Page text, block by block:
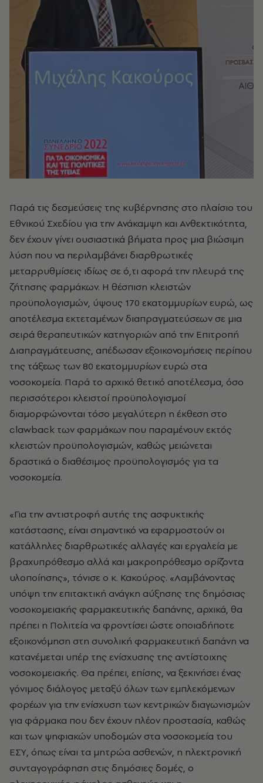
Παρά τις δεσμεύσεις της κυβέρνησης στο πλαίσιο του
Εθνικού Σχεδίου για την Ανάκαμψη και Ανθεκτικότητα,
δεν έχουν γίνει ουσιαστικά βήματα προς μια βιώσιμη
λύση που να περιλαμβάνει διαρθρωτικές
μεταρρυθμίσεις ιδίως σε ό,τι αφορά την πλευρά της
ζήτησης φαρμάκων. Η θέσπιση κλειστών
προϋπολογισμών, ύψους 170 εκατομμυρίων ευρώ, ως
αποτέλεσμα εκτεταμένων διαπραγματεύσεων σε μια
σειρά θεραπευτικών κατηγοριών από την Επιτροπή
Διαπραγμάτευσης, απέδωσαν εξοικονομήσεις περίπου
της τάξεως των 80 εκατομμυρίων ευρώ στα
νοσοκομεία. Παρά το αρχικό θετικό αποτέλεσμα, όσο
περισσότεροι κλειστοί προϋπολογισμοί
διαμορφώνονται τόσο μεγαλύτερη η έκθεση στο
clawback των φαρμάκων που παραμένουν εκτός
κλειστών προϋπολογισμών, καθώς μειώνεται
δραστικά ο διαθέσιμος προϋπολογισμός για τα
νοσοκομεία.
«Για την αντιστροφή αυτής της ασφυκτικής
κατάστασης, είναι σημαντικό να εφαρμοστούν οι
κατάλληλες διαρθρωτικές αλλαγές και εργαλεία με
βραχυπρόθεσμο αλλά και μακροπρόθεσμο ορίζοντα
υλοποίησης», τόνισε ο κ. Κακούρος. «Λαμβάνοντας
υπόψη την επιτακτική ανάγκη αύξησης της δημόσιας
νοσοκομειακής φαρμακευτικής δαπάνης, αρχικά, θα
πρέπει η Πολιτεία να φροντίσει ώστε οποιαδήποτε
εξοικονόμηση στη συνολική φαρμακευτική δαπάνη να
κατανέμεται υπέρ της ενίσχυσης της αντίστοιχης
νοσοκομειακής. Θα πρέπει, επίσης, να ξεκινήσει ένας
γόνιμος διάλογος μεταξύ όλων των εμπλεκόμενων
φορέων για την ενίσχυση των κεντρικών διαγωνισμών
για φάρμακα που δεν έχουν πλέον προστασία, καθώς
και των ψηφιακών υποδομών στα νοσοκομεία του
ΕΣΥ, όπως είναι τα μητρώα ασθενών, η ηλεκτρονική
συνταγογράφηση στις δημόσιες δομές, ο